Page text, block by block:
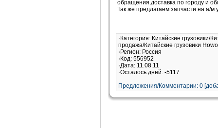
обращения,доставка по городу и
Так же предлагаем запчасти на а/м
Категория: Китайские грузовики/
продажа/Китайские грузовики
Регион: Россия
Код: 556952
Дата: 11.08.11
Осталось дней: -5117
Предложения/Комментарии: 0